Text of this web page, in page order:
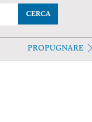
CERCA
PROPUGNARE